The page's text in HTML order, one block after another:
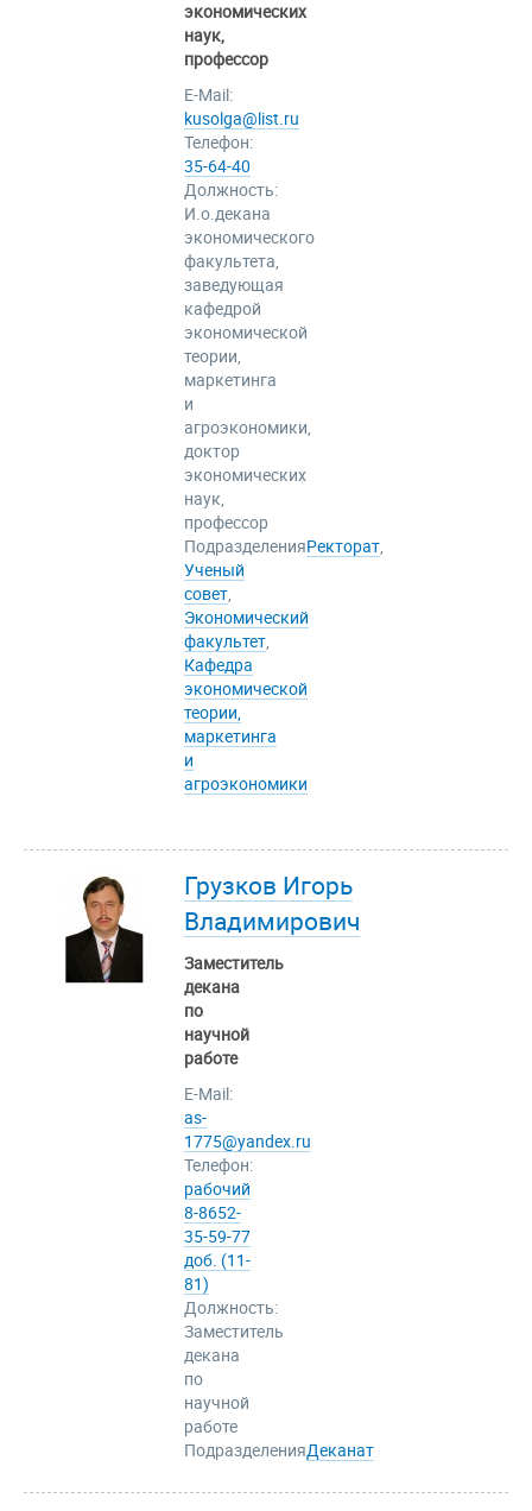
экономических
наук,
профессор
E-Mail:
kusolga@list.ru
Телефон:
35-64-40
Должность:
И.о.декана
экономического
факультета,
заведующая
кафедрой
экономической
теории,
маркетинга
и
агроэкономики,
доктор
экономических
наук,
профессор
ПодразделенияРекторат,
Ученый
совет,
Экономический
факультет,
Кафедра
экономической
теории,
маркетинга
и
агроэкономики
Грузков Игорь
Владимирович
Заместитель
декана
по
научной
работе
E-Mail:
as-
1775@yandex.ru
Телефон:
рабочий
8-8652-
35-59-77
доб. (11-
81)
Должность:
Заместитель
декана
по
научной
работе
ПодразделенияДеканат